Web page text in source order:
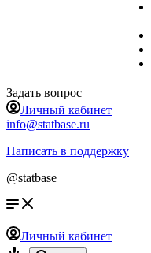
Задать вопрос
Личный кабинет
info@statbase.ru
Написать в поддержку
@statbase
Личный кабинет